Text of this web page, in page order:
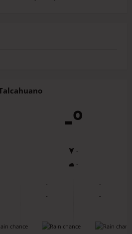
-º
-
-
-
-
-
-
-
-